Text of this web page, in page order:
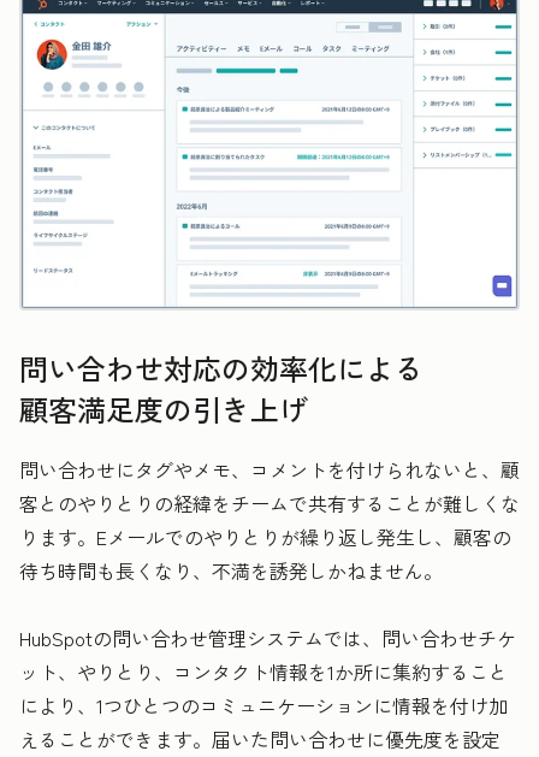
問い合わせ対応の効率化による
顧客満足度の引き上げ
問い合わせにタグやメモ、コメントを付けられないと、顧
客とのやりとりの経緯をチームで共有することが難しくな
ります。Eメールでのやりとりが繰り返し発生し、顧客の
待ち時間も長くなり、不満を誘発しかねません。
HubSpotの問い合わせ管理システムでは、問い合わせチケ
ット、やりとり、コンタクト情報を1か所に集約すること
により、1つひとつのコミュニケーションに情報を付け加
えることができます。届いた問い合わせに優先度を設定